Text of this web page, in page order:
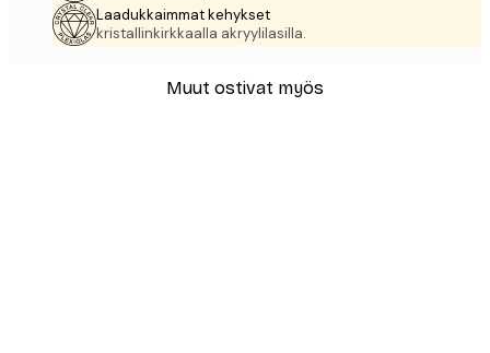
Laadukkaimmat kehykset
kristallinkirkkaalla akryylilasilla.
Muut ostivat myös